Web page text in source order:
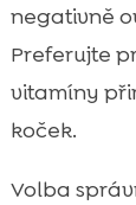
negativně
Preferujte
vitamíny
koček.
Volba